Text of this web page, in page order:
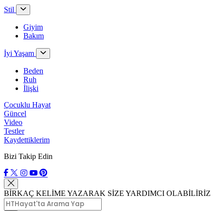
Stil
Giyim
Bakım
İyi Yaşam
Beden
Ruh
İlişki
Çocuklu Hayat
Güncel
Video
Testler
Kaydettiklerim
Bizi Takip Edin
BİRKAÇ KELİME YAZARAK SİZE YARDIMCI OLABİLİRİZ